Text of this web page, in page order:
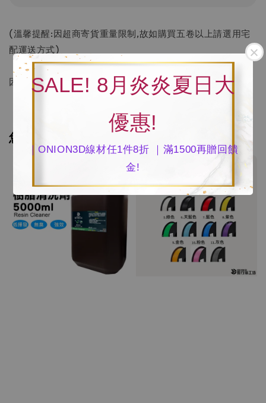
SALE! 8月炎炎夏日大
優惠!
｜ONION3D線材任1件8折 ｜滿1500再贈回饋
金!
(溫馨提醒:因超商寄貨重量限制,故如購買五卷以上請選用宅
配運送方式)
因螢幕色差，一切將以實品為準
您可能也喜歡